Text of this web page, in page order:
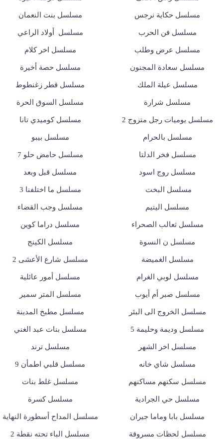
مسلسل حكاية نرجس مسلسل بنت النعمان
مسلسل فن الحرب مسلسل أولاد الراعي
مسلسل عرض وطلب مسلسل اخر كلام
مسلسل سعادة المجنون مسلسل حصة أخيرة
مسلسل عيلة الملك مسلسل قطر زغنطوط
مسلسل شرارة مسلسل السوق الحرة
مسلسل يوميات رجل متزوج 2 مسلسل كوميدي تانا
مسلسل بالحرام مسلسل بيبو
مسلسل فخر الدلتا مسلسل حامض حلو 7
مسلسل روج اسود مسلسل قبل وبعد
مسلسل البخت مسلسل ما اختلفنا 3
مسلسل اليتيم مسلسل وجب القضاء
مسلسل ثعالب الصحراء مسلسل دراما كوين
مسلسل ن النسوة مسلسل الكينج
مسلسل الغميضة مسلسل شارع الأعشى 2
مسلسل لوبي الغرام مسلسل أمور عائلية
مسلسل صبر أم أيوب مسلسل المتر سمير
مسلسل الخروج الى البئر مسلسل مطبخ المدينة
مسلسل وديمة وحليمة 5 مسلسل بنات عبد الغني
مسلسل اخر الشهر مسلسل ترند
مسلسل شاي خانه مسلسل قلبي اطمأن 9
مسلسل سكنهم مساكنهم مسلسل غلط بنات
مسلسل حي الجرادية مسلسل كسرة
مسلسل بابا وماما جيران مسلسل المداح أسطورة النهاية
مسلسل لحظات مسروقة مسلسل الباء تحته نقطة 2